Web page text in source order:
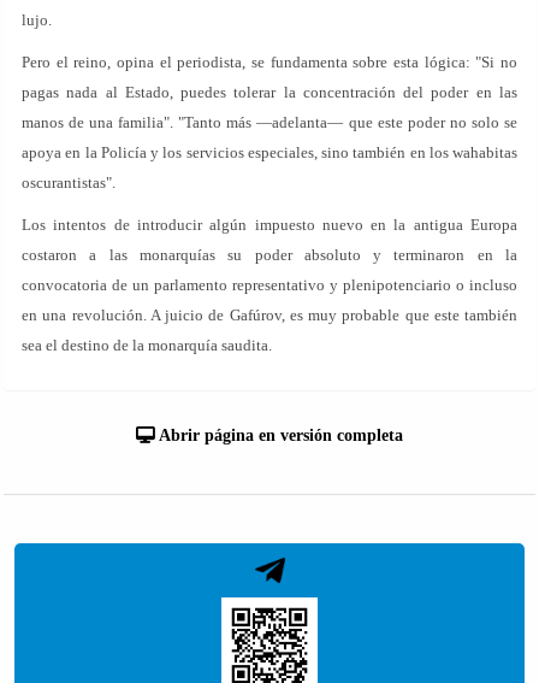
lujo.
Pero el reino, opina el periodista, se fundamenta sobre esta lógica: "Si no
pagas nada al Estado, puedes tolerar la concentración del poder en las
manos de una familia". "Tanto más —adelanta— que este poder no solo se
apoya en la Policía y los servicios especiales, sino también en los wahabitas
oscurantistas".
Los intentos de introducir algún impuesto nuevo en la antigua Europa
costaron a las monarquías su poder absoluto y terminaron en la
convocatoria de un parlamento representativo y plenipotenciario o incluso
en una revolución. A juicio de Gafúrov, es muy probable que este también
sea el destino de la monarquía saudita.
Abrir página en versión completa